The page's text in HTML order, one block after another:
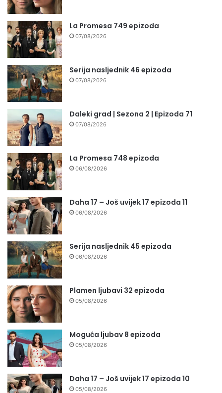
La Promesa 749 epizoda
07/08/2026
Serija nasljednik 46 epizoda
07/08/2026
Daleki grad | Sezona 2 | Epizoda 71
07/08/2026
La Promesa 748 epizoda
06/08/2026
Daha 17 – Još uvijek 17 epizoda 11
06/08/2026
Serija nasljednik 45 epizoda
06/08/2026
Plamen ljubavi 32 epizoda
05/08/2026
Moguća ljubav 8 epizoda
05/08/2026
Daha 17 – Još uvijek 17 epizoda 10
05/08/2026